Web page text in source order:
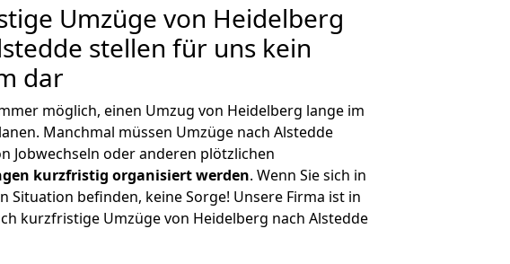
Umzüge von Heidelberg
stellen für uns kein
dar
möglich, einen Umzug von Heidelberg lange im
Manchmal müssen Umzüge nach Alstedde
Jobwechseln oder anderen plötzlichen
kurzfristig organisiert werden. Wenn Sie sich in
Situation befinden, keine Sorge! Unsere Firma ist in
kurzfristige Umzüge von Heidelberg nach Alstedde